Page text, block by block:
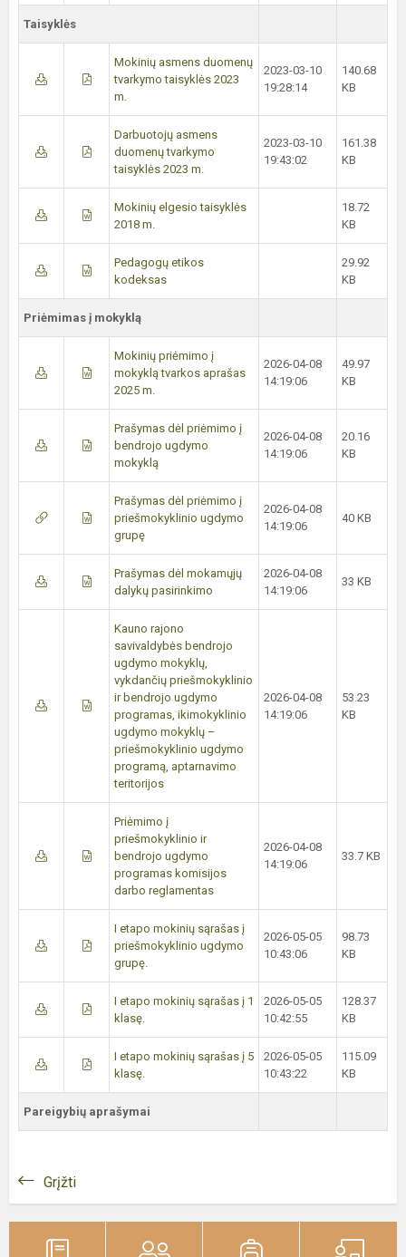
Taisyklės
Mokinių asmens duomenų
tvarkymo taisyklės 2023
m.
2023-03-10
19:28:14
140.68
KB
Darbuotojų asmens
duomenų tvarkymo
taisyklės 2023 m.
2023-03-10
19:43:02
161.38
KB
Mokinių elgesio taisyklės
2018 m.
18.72
KB
Pedagogų etikos
kodeksas
29.92
KB
Priėmimas į mokyklą
Mokinių priėmimo į
mokyklą tvarkos aprašas
2025 m.
2026-04-08
14:19:06
49.97
KB
Prašymas dėl priėmimo į
bendrojo ugdymo
mokyklą
2026-04-08
14:19:06
20.16
KB
Prašymas dėl priėmimo į
priešmokyklinio ugdymo
grupę
2026-04-08
14:19:06
40 KB
Prašymas dėl mokamųjų
dalykų pasirinkimo
2026-04-08
14:19:06
33 KB
Kauno rajono
savivaldybės bendrojo
ugdymo mokyklų,
vykdančių priešmokyklinio
ir bendrojo ugdymo
programas, ikimokyklinio
ugdymo mokyklų –
priešmokyklinio ugdymo
programą, aptarnavimo
teritorijos
2026-04-08
14:19:06
53.23
KB
Priėmimo į
priešmokyklinio ir
bendrojo ugdymo
programas komisijos
darbo reglamentas
2026-04-08
14:19:06
33.7 KB
I etapo mokinių sąrašas į
priešmokyklinio ugdymo
grupę.
2026-05-05
10:43:06
98.73
KB
I etapo mokinių sąrašas į 1
klasę.
2026-05-05
10:42:55
128.37
KB
I etapo mokinių sąrašas į 5
klasę.
2026-05-05
10:43:22
115.09
KB
Pareigybių aprašymai
Grįžti